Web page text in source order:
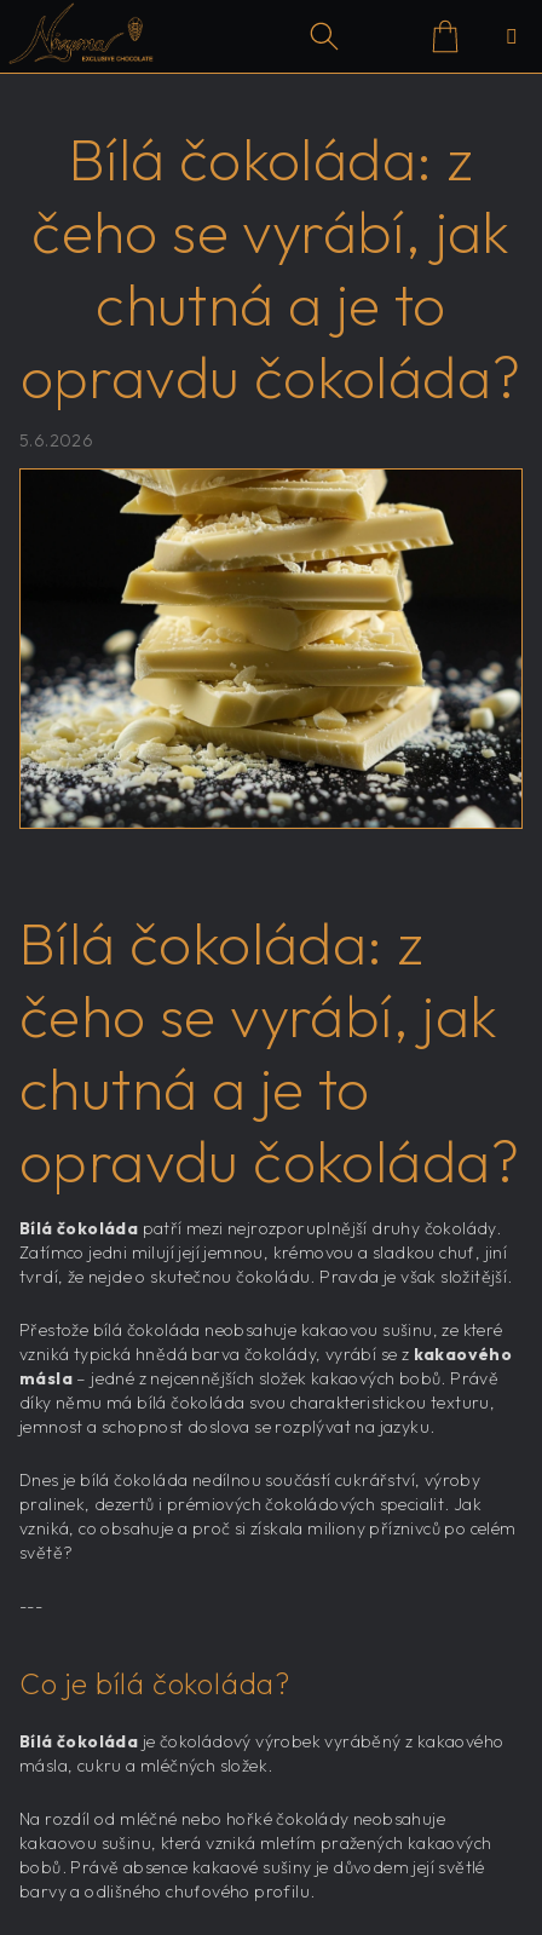
obsah
HledatPřihlášeníNákupní
Bílá čokoláda: z
čeho se vyrábí, jak
chutná a je to
opravdu čokoláda?
5.6.2026
Bílá čokoláda: z
čeho se vyrábí, jak
chutná a je to
opravdu čokoláda?
Bílá čokoláda patří mezi nejrozporuplnější druhy čokolády.
Zatímco jedni milují její jemnou, krémovou a sladkou chuť, jiní
tvrdí, že nejde o skutečnou čokoládu. Pravda je však složitější.
Přestože bílá čokoláda neobsahuje kakaovou sušinu, ze které
vzniká typická hnědá barva čokolády, vyrábí se z kakaového
másla – jedné z nejcennějších složek kakaových bobů. Právě
díky němu má bílá čokoláda svou charakteristickou texturu,
jemnost a schopnost doslova se rozplývat na jazyku.
Dnes je bílá čokoláda nedílnou součástí cukrářství, výroby
pralinek, dezertů i prémiových čokoládových specialit. Jak
vzniká, co obsahuje a proč si získala miliony příznivců po celém
světě?
---
Co je bílá čokoláda?
Bílá čokoláda je čokoládový výrobek vyráběný z kakaového
másla, cukru a mléčných složek.
Na rozdíl od mléčné nebo hořké čokolády neobsahuje
kakaovou sušinu, která vzniká mletím pražených kakaových
bobů. Právě absence kakaové sušiny je důvodem její světlé
barvy a odlišného chuťového profilu.